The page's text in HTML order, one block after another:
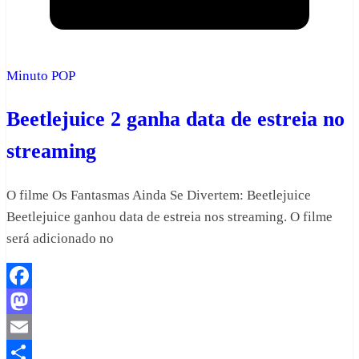
Minuto POP
Beetlejuice 2 ganha data de estreia no
streaming
O filme Os Fantasmas Ainda Se Divertem: Beetlejuice
Beetlejuice ganhou data de estreia nos streaming. O filme
será adicionado no
Facebook
Mastodon
Email